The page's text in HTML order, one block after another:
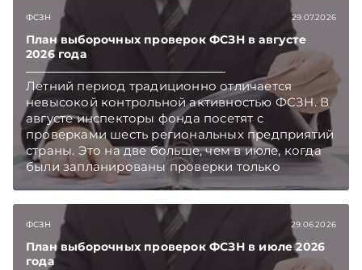
ФСЗН 29.07.2026
План выборочных проверок ФСЗН в августе
2026 года
Летний период традиционно отличается
невысокой контрольной активностью ФСЗН. В
августе инспекторы фонда посетят с
проверками шесть региональных предприятий
страны. Это на две больше, чем в июле, когда
были запланированы проверки только
четырех субъектов хозяйствования.
Главное об экономике Беларуси — раньше,
чем в новостях TelegramViber
ФСЗН 29.06.2026
План выборочных проверок ФСЗН в июле 2026
года